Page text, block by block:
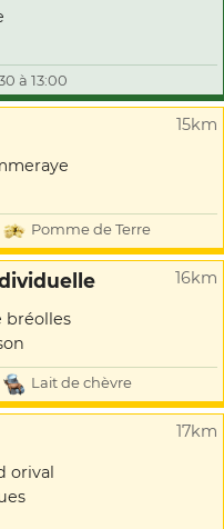
à 13:00
15km
Pomme de Terre
16km
bréolles
Lait de chèvre
17km
orival